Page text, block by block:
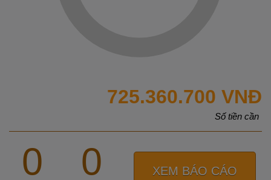
725.360.700 VNĐ
Số tiền cần
0 0 XEM BÁO CÁO